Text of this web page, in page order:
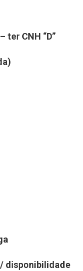
ter CNH “D”
disponibilidade